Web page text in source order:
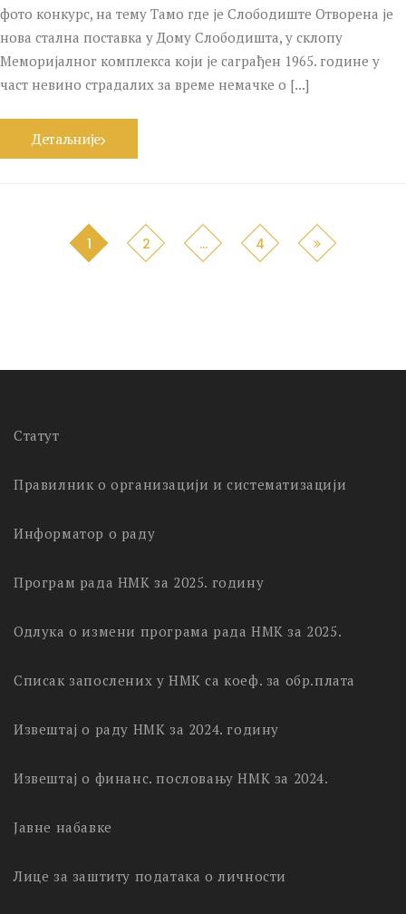
фото конкурс, на тему Тамо где је Слободиште Отворена је
нова стална поставка у Дому Слободишта, у склопу
Меморијалног комплекса који је саграђен 1965. године у
част невино страдалих за време немачке о [...]
Детаљније
1 2 … 4
Статут
Правилник о организацији и систематизацији
Информатор о раду
Програм рада НМК за 2025. годину
Одлука о измени програма рада НМК за 2025.
Списак запослених у НМК са коеф. за обр.плата
Извештај о раду НМК за 2024. годину
Извештај о финанс. пословању НМК за 2024.
Јавне набавке
Лице за заштиту података о личности